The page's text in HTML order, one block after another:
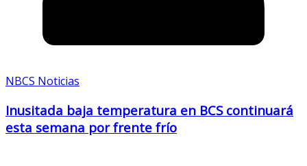
NBCS Noticias
Inusitada baja temperatura en BCS continuará
esta semana por frente frío